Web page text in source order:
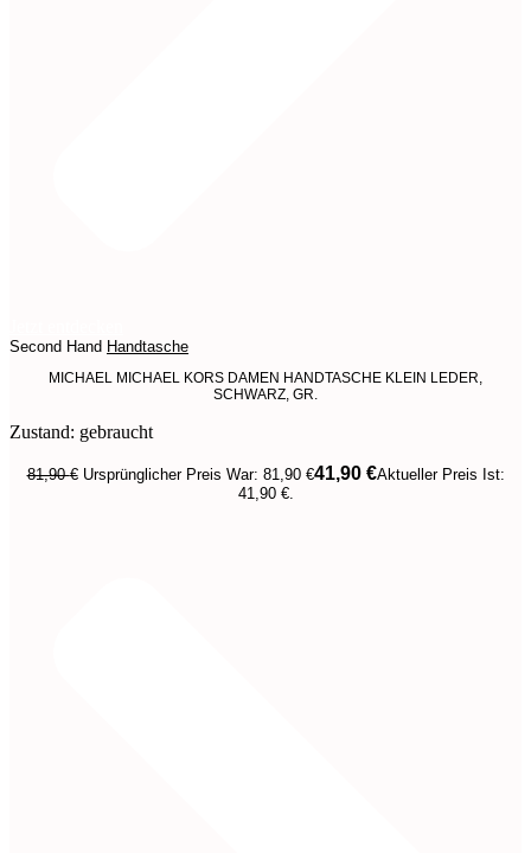
Second Hand Handtasche
MICHAEL MICHAEL KORS DAMEN HANDTASCHE KLEIN LEDER,
SCHWARZ, GR.
Zustand: gebraucht
81,90€ Ursprünglicher Preis War: 81,90 €41,90 €Aktueller Preis Ist:
41,90 €.